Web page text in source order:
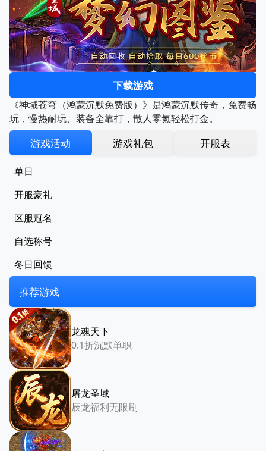
下载游戏
《神域苍穹（鸿蒙沉默免费版）》是鸿蒙沉默传奇，免费畅
玩，慢热耐玩、装备全靠打，散人零氪轻松打金。
游戏活动 游戏礼包 开服表
单日
开服豪礼
区服冠名
自选称号
冬日回馈
推荐游戏
龙魂天下
0.1折沉默单职
屠龙圣域
辰龙福利无限刷